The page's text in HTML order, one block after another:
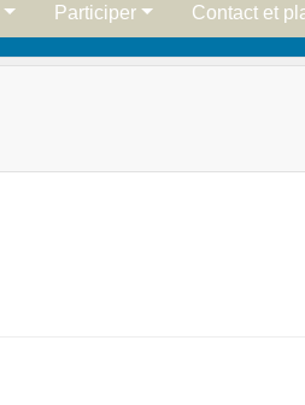
Participer Contact et